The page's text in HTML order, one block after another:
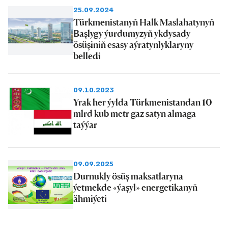
25.09.2024
Türkmenistanyň Halk Maslahatynyň
Başlygy ýurdumyzyň ykdysady
ösüşiniň esasy aýratynlyklaryny
belledi
09.10.2023
Yrak her ýylda Türkmenistandan 10
mlrd kub metr gaz satyn almaga
taýýar
09.09.2025
Durnukly ösüş maksatlaryna
ýetmekde «ýaşyl» energetikanyň
ähmiýeti